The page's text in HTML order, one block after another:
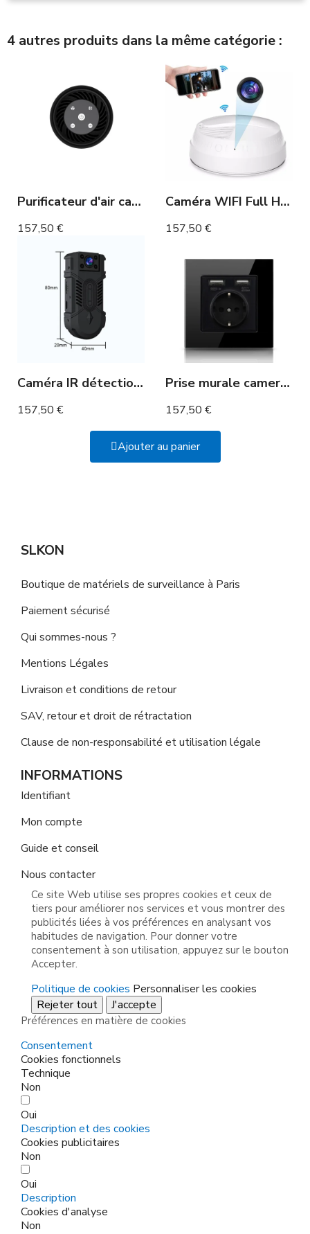
4 autres produits dans la même catégorie :
Purificateur d'air caméra espion WIFI détection de mouvement
157,50 €
Caméra WIFI Full HD Détecteur de fumée détecteur de mouvement
157,50 €
Caméra IR détection de mouvement 10h Full HD
157,50 €
Prise murale camera full HD WIFI
157,50 €
Ajouter au panier
SLKON
Boutique de matériels de surveillance à Paris
Paiement sécurisé
Qui sommes-nous ?
Mentions Légales
Livraison et conditions de retour
SAV, retour et droit de rétractation
Clause de non-responsabilité et utilisation légale
INFORMATIONS
Identifiant
Mon compte
Guide et conseil
Nous contacter
Ce site Web utilise ses propres cookies et ceux de
tiers pour améliorer nos services et vous montrer des
publicités liées à vos préférences en analysant vos
habitudes de navigation. Pour donner votre
consentement à son utilisation, appuyez sur le bouton
Accepter.
Politique de cookies Personnaliser les cookies
Rejeter tout
J'accepte
Préférences en matière de cookies
Consentement
Cookies fonctionnels
Technique
Non
Oui
Description et des cookies
Cookies publicitaires
Non
Oui
Description
Cookies d'analyse
Non